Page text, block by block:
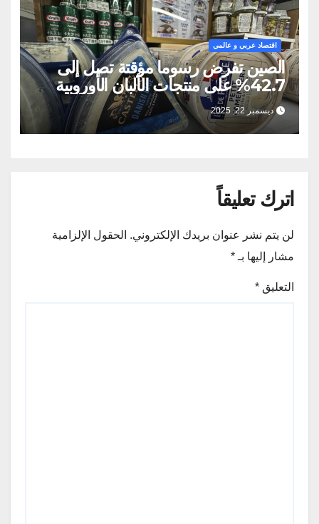
اقتصاد عربي و عالمي
الصين تفرض رسوما مؤقتة تصل إلى
42.7% على منتجات الألبان الأوروبية
ديسمبر 22, 2025
اترك تعليقاً
لن يتم نشر عنوان بريدك الإلكتروني. الحقول الإلزامية
مشار إليها بـ *
التعليق *